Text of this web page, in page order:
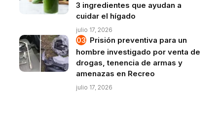
3 ingredientes que ayudan a
cuidar el hígado
julio 17, 2026
Prisión preventiva para un
hombre investigado por venta de
drogas, tenencia de armas y
amenazas en Recreo
julio 17, 2026